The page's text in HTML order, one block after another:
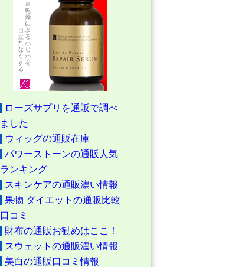
ローズサプリを通販で調べ
ました
ウィッグの通販在庫
パワーストーンの通販人気
ランキング
スキンケアの通販濃い情報
果物 ダイエットの通販比較
口コミ
財布の通販お勧めはここ！
スウェットの通販濃い情報
美白の通販口コミ情報